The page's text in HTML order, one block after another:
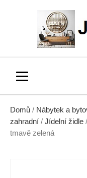
Domů / Nábytek a
zahradní / Jídelní židle
tmavě zelená